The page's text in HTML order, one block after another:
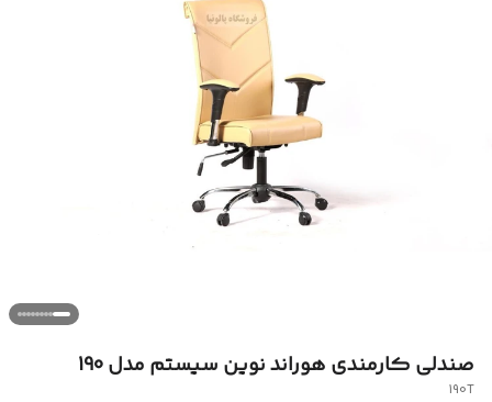
صندلی کارمندی هوراند نوین سیستم مدل 190
190T